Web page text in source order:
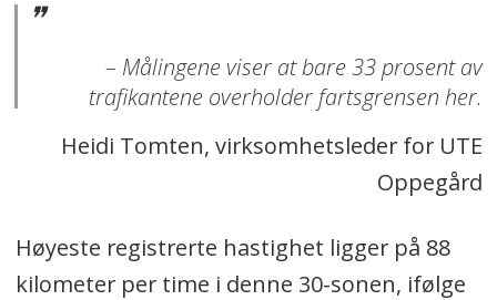
– Målingene viser at bare 33 prosent av
trafikantene overholder fartsgrensen her.
Heidi Tomten, virksomhetsleder for UTE
Oppegård
Høyeste registrerte hastighet ligger på 88
kilometer per time i denne 30-sonen, ifølge